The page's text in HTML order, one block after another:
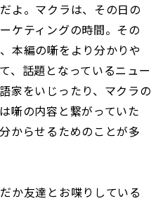
よ。マクラは、その日の
ケティングの時間。その
本編の噺をより分かりや
、話題となっているニュー
家をいじったり、マクラの
噺の内容と繋がっていた
からせるためのことが多
か友達とお喋りしている